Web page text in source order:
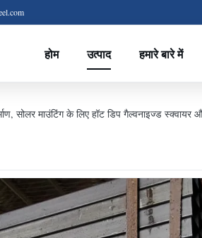
होम उत्पाद हमारे बारे में
सोलर माउंटिंग के लिए हॉट डिप गैल्वनाइज्ड